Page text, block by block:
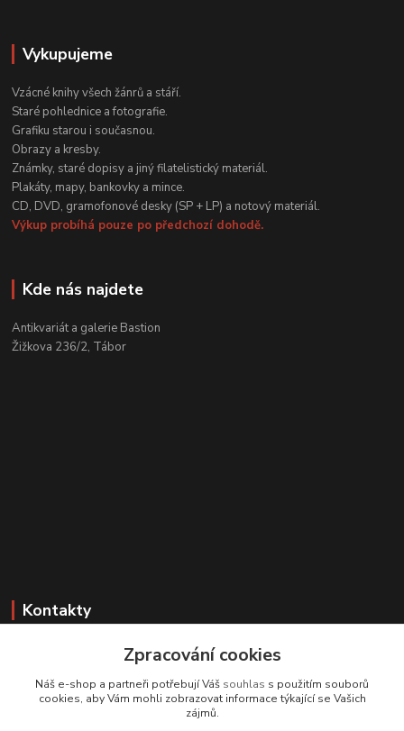
Vykupujeme
Vzácné knihy všech žánrů a stáří.
Staré pohlednice a fotografie.
Grafiku starou i současnou.
Obrazy a kresby.
Známky, staré dopisy a jiný filatelistický materiál.
Plakáty, mapy, bankovky a mince.
CD, DVD, gramofonové desky (SP + LP) a notový materiál.
Výkup probíhá pouze po předchozí dohodě.
Kde nás najdete
Antikvariát a galerie Bastion
Žižkova 236/2, Tábor
Kontakty
Zákaznická podpora
+420 608 331 344
(Po-Pá, 11-17 hod.; So, 9-12 hod.)
Zpracování cookies
Náš e-shop a partneři potřebují Váš souhlas s použitím souborů
cookies, aby Vám mohli zobrazovat informace týkající se Vašich
zájmů.